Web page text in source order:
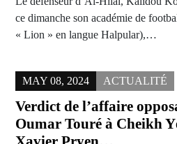
ce dimanche son académie de
« Lion » en langue Halpular),…
MAY 08, 2024 ACTUALITÉ
Verdict de l’affaire
Oumar Touré à Cheikh